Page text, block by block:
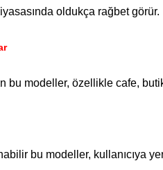
oldukça rağbet görür.
bu modeller, özellikle cafe,
bu modeller, kullanıcıya